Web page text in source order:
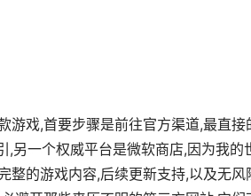
游戏,首要步骤是前往官方渠道,最直接
另一个权威平台是微软商店,因为我的
整的游戏内容,后续更新支持,以及无风